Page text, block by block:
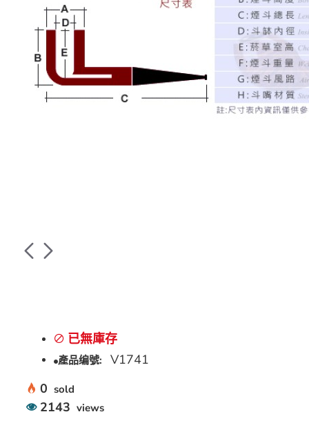
已無庫存
產品编號:
V1741
0 sold
2143 views